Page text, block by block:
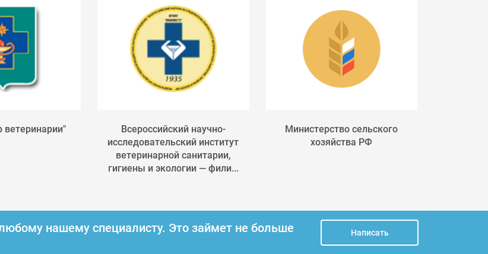
Всероссийский научно-
исследовательский институт
ветеринарной санитарии,
гигиены и экологии — фили...
Министерство сельского
хозяйства РФ
нашему специалисту. Это займет не больше
Написать